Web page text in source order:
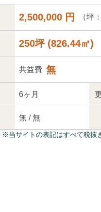
2,500,000 円 （坪
250坪 (826.44㎡)
共益費 無
6ヶ月
無 /無
※当サイトの表記はすべて税抜